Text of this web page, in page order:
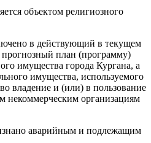
объектом религиозного
в действующий в текущем
план (программу)
имущества города Кургана, а
имущества, используемого
владение и (или) в пользование
некоммерческим организациям
аварийным и подлежащим